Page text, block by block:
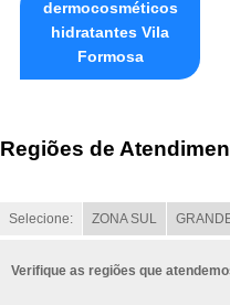
dermocosméticos
hidratantes Vila
Formosa
Regiões de
Selecione: ZONA SUL
Verifique as regiões que